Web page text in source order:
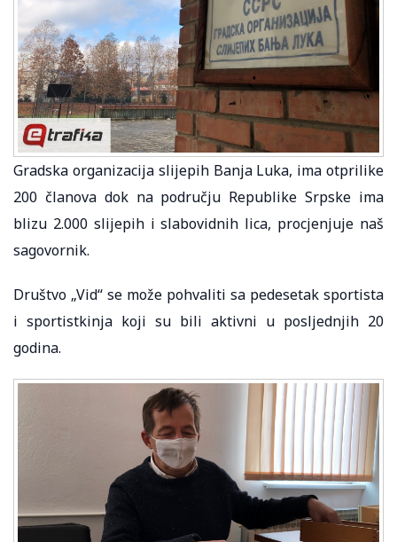
Gradska organizacija slijepih Banja Luka, ima otprilike
200 članova dok na području Republike Srpske ima
blizu 2.000 slijepih i slabovidnih lica, procjenjuje naš
sagovornik.
Društvo „Vid“ se može pohvaliti sa pedesetak sportista
i sportistkinja koji su bili aktivni u posljednjih 20
godina.